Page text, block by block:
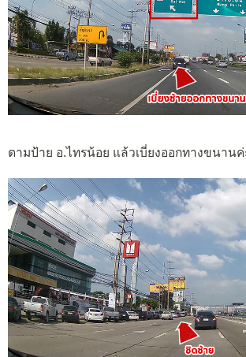
ตามป้าย อ.ไทรน้อย แล้วเบี่ยงออกทางขนานค่